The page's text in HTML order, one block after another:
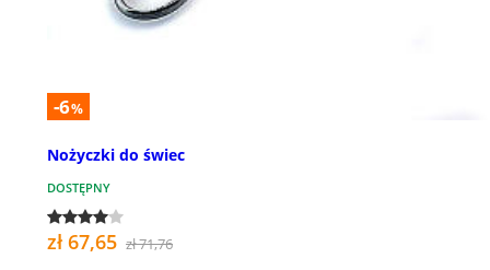
-6%
Nożyczki do świec
DOSTĘPNY
zł 67,65 zł 71,76